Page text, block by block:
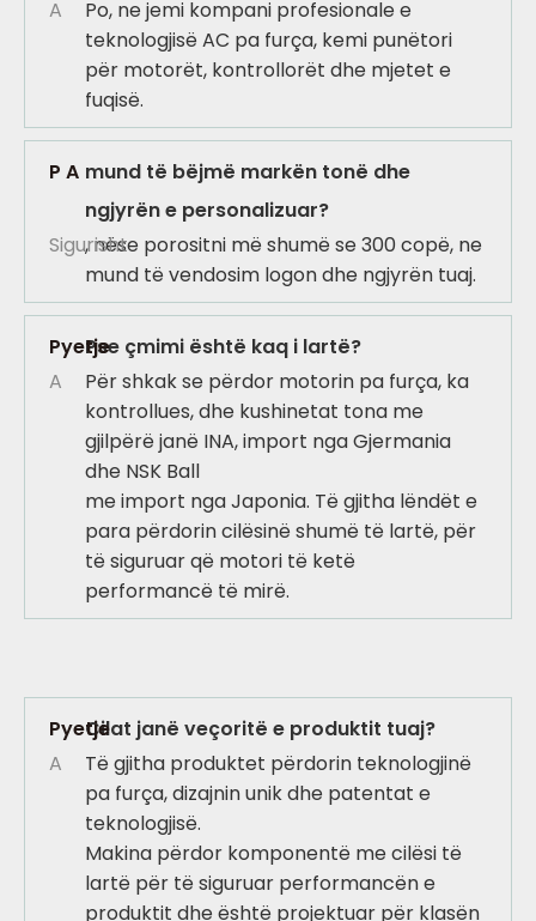
A
Po, ne jemi kompani profesionale e
teknologjisë AC pa furça, kemi punëtori
për motorët, kontrollorët dhe mjetet e
fuqisë.
P A mund të bëjmë markën tonë dhe
ngjyrën e personalizuar?
Sigurisht
, nëse porositni më shumë se 300 copë, ne
mund të vendosim logon dhe ngjyrën tuaj.
PyetjePse çmimi është kaq i lartë?
A
Për shkak se përdor motorin pa furça, ka
kontrollues, dhe kushinetat tona me
gjilpërë janë INA, import nga Gjermania
dhe NSK Ball
me import nga Japonia. Të gjitha lëndët e
para përdorin cilësinë shumë të lartë, për
të siguruar që motori të ketë
performancë të mirë.
PyetjeCilat janë veçoritë e produktit tuaj?
A
Të gjitha produktet përdorin teknologjinë
pa furça, dizajnin unik dhe patentat e
teknologjisë.
Makina përdor komponentë me cilësi të
lartë për të siguruar performancën e
produktit dhe është projektuar për klasën